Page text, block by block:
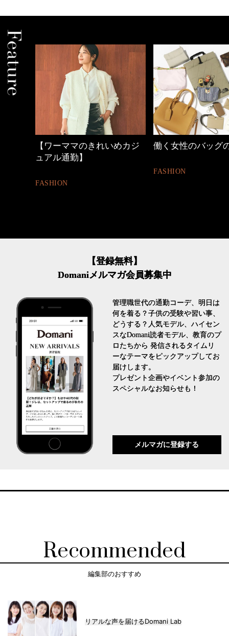
【ワーママのきれいめカジ
ュアル通勤】
FASHION
働く女性のバッグ
FASHION
【登録無料】
Domaniメルマガ会員募集中
管理職世代の通勤コーデ、明日は
何を着る？子供の受験や習い事、
どうする？人気モデル、ハイセン
スなDomani読者モデル、教育のプ
ロたちから 発信されるタイムリ
ーなテーマをピックアップしてお
届けします。
プレゼント企画やイベント参加の
スペシャルなお知らせも！
メルマガに登録する
Recommended
編集部のおすすめ
リアルな声を届けるDomani Lab